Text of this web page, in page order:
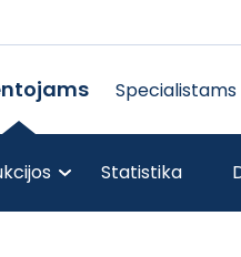
Specialistams
Statistika